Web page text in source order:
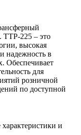
ТТР-225 – это
высокая
надежность в
Обеспечивает
для
розничной
по доступной
и